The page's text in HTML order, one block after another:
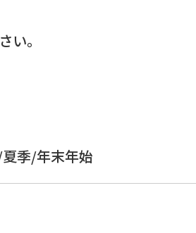
い。
季/年末年始